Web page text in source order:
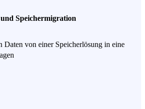
Speichermigration
Daten von einer Speicherlösung in eine